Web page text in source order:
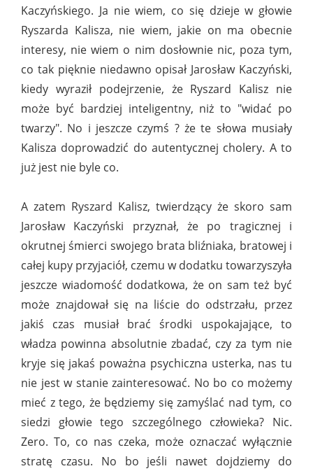
Kaczyńskiego. Ja nie wiem, co się dzieje w głowie
Ryszarda Kalisza, nie wiem, jakie on ma obecnie
interesy, nie wiem o nim dosłownie nic, poza tym,
co tak pięknie niedawno opisał Jarosław Kaczyński,
kiedy wyraził podejrzenie, że Ryszard Kalisz nie
może być bardziej inteligentny, niż to "widać po
twarzy". No i jeszcze czymś ? że te słowa musiały
Kalisza doprowadzić do autentycznej cholery. A to
już jest nie byle co.
A zatem Ryszard Kalisz, twierdzący że skoro sam
Jarosław Kaczyński przyznał, że po tragicznej i
okrutnej śmierci swojego brata bliźniaka, bratowej i
całej kupy przyjaciół, czemu w dodatku towarzyszyła
jeszcze wiadomość dodatkowa, że on sam też być
może znajdował się na liście do odstrzału, przez
jakiś czas musiał brać środki uspokajające, to
władza powinna absolutnie zbadać, czy za tym nie
kryje się jakaś poważna psychiczna usterka, nas tu
nie jest w stanie zainteresować. No bo co możemy
mieć z tego, że będziemy się zamyślać nad tym, co
siedzi głowie tego szczególnego człowieka? Nic.
Zero. To, co nas czeka, może oznaczać wyłącznie
stratę czasu. No bo jeśli nawet dojdziemy do